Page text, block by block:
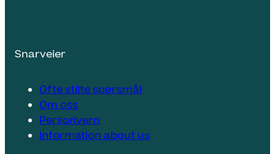
Snarveier
Ofte stilte spørsmål
Om oss
Personvern
Information about us